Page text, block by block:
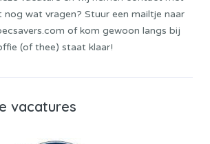
nog wat vragen? Stuur een mailtje naar
of kom gewoon langs bij
(of thee) staat klaar!
vacatures